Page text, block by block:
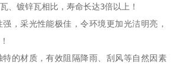
、镀锌瓦相比，寿命长达3倍以上！
，采光性能极佳，令环境更加光洁明亮，
的材质，有效阻隔降雨、刮风等自然因素